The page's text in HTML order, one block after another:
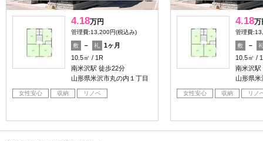
4.18万円
管理費:13,200円(税込み)
敷 － 礼
1ヶ月
10.5㎡
1R
南米沢駅 徒歩22分
山形県米沢市丸の内１丁目
女性安心 収納 リノベ
4.18万
管理費
敷 －
10.5㎡
南米沢駅
山形県米
女性安心 収納 リノ